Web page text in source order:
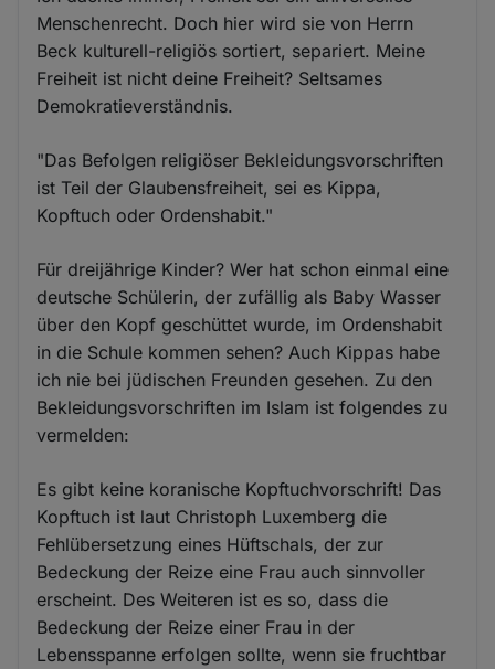
Menschenrecht. Doch hier wird sie von Herrn
Beck kulturell-religiös sortiert, separiert. Meine
Freiheit ist nicht deine Freiheit? Seltsames
Demokratieverständnis.
"Das Befolgen religiöser Bekleidungsvorschriften
ist Teil der Glaubensfreiheit, sei es Kippa,
Kopftuch oder Ordenshabit."
Für dreijährige Kinder? Wer hat schon einmal eine
deutsche Schülerin, der zufällig als Baby Wasser
über den Kopf geschüttet wurde, im Ordenshabit
in die Schule kommen sehen? Auch Kippas habe
ich nie bei jüdischen Freunden gesehen. Zu den
Bekleidungsvorschriften im Islam ist folgendes zu
vermelden:
Es gibt keine koranische Kopftuchvorschrift! Das
Kopftuch ist laut Christoph Luxemberg die
Fehlübersetzung eines Hüftschals, der zur
Bedeckung der Reize eine Frau auch sinnvoller
erscheint. Des Weiteren ist es so, dass die
Bedeckung der Reize einer Frau in der
Lebensspanne erfolgen sollte, wenn sie fruchtbar